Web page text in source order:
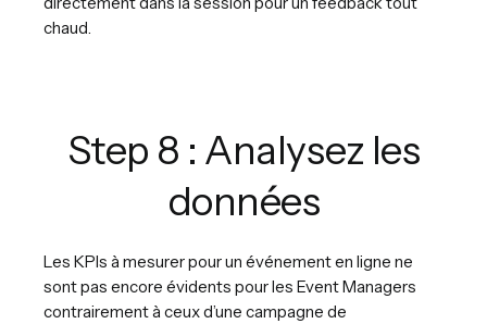
chaud.
Step 8 : Analysez les
données
Les KPIs à mesurer pour un événement en ligne ne
sont pas encore évidents pour les Event Managers
contrairement à ceux d’une campagne de